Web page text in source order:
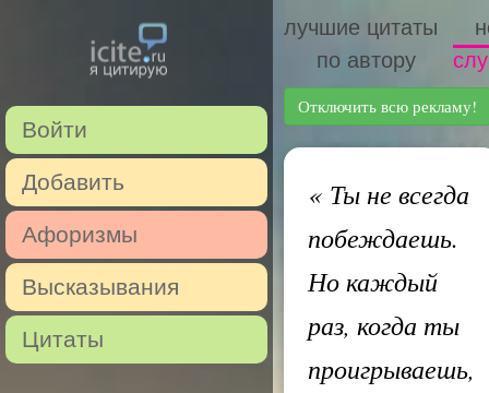
Войти
Добавить
Афоризмы
Высказывания
Цитаты
лучшие цитаты
по автору
Отключить всю рекламу!
«Ты не всегда
побеждаешь.
Но каждый
раз, когда ты
проигрываешь,